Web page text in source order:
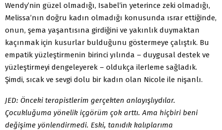
Wendy’nin güzel olmadığı, Isabel’in yeterince zeki olmadığı,
Melissa’nın doğru kadın olmadığı konusunda ısrar ettiğinde,
onun, şema yaşantısına girdiğini ve yakınlık duymaktan
kaçınmak için kusurlar bulduğunu göstermeye çalıştık. Bu
empatik yüzleştirmenin birinci yılında – duygusal destek ve
yüzleştirmeyi dengeleyerek – oldukça ilerleme sağladık.
Şimdi, sıcak ve sevgi dolu bir kadın olan Nicole ile nişanlı.
JED: Önceki terapistlerim gerçekten anlayışlıydılar.
Çocukluğuma yönelik içgörüm çok arttı. Ama hiçbiri beni
değişime yönlendirmedi. Eski, tanıdık kalıplarıma